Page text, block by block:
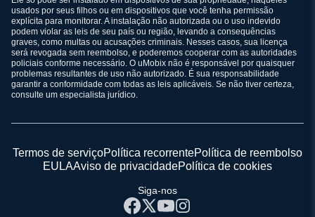
usados por seus filhos ou em dispositivos que você tenha permissão
explícita para monitorar. A instalação não autorizada ou o uso indevido
podem violar as leis de seu país ou região, levando a consequências
graves, como multas ou acusações criminais. Nesses casos, sua licença
será revogada sem reembolso, e poderemos cooperar com as autoridades
policiais conforme necessário. O uMobix não é responsável por quaisquer
problemas resultantes de uso não autorizado. É sua responsabilidade
garantir a conformidade com todas as leis aplicáveis. Se não tiver certeza,
consulte um especialista jurídico.
Termos de serviçoPolítica recorrentePolítica de reembolso
EULAAviso de privacidadePolítica de cookies
Siga-nos